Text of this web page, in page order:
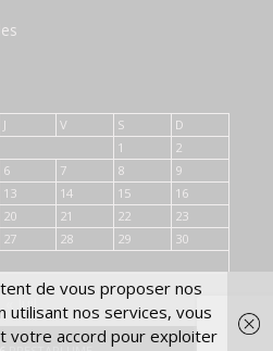
J V S
D
1
2
6 7 8
9
13 14 15
16
20 21 22
23
27 28 29
30
« Juil
de vous proposer nos
utilisant nos services, vous
votre accord pour exploiter